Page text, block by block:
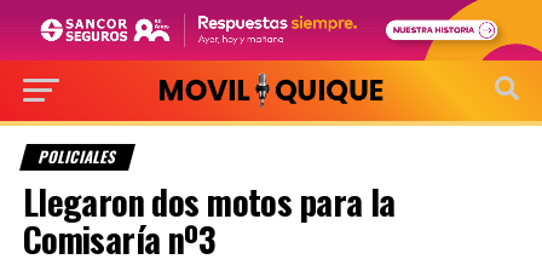
POLICIALES
Llegaron dos motos para la
Comisaría nº3